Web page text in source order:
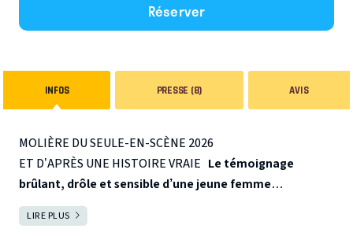
Réserver
INFOS PRESSE (8) AVIS
MOLIÈRE DU SEULE-EN-SCÈNE 2026
ET D’APRÈS UNE HISTOIRE VRAIE Le témoignage
brûlant, drôle et sensible d’une jeune femme
brutalement écartée de la marche du monde.
jeune femme tombe malade. La grippe, quoi de plus banal.
LIRE PLUS